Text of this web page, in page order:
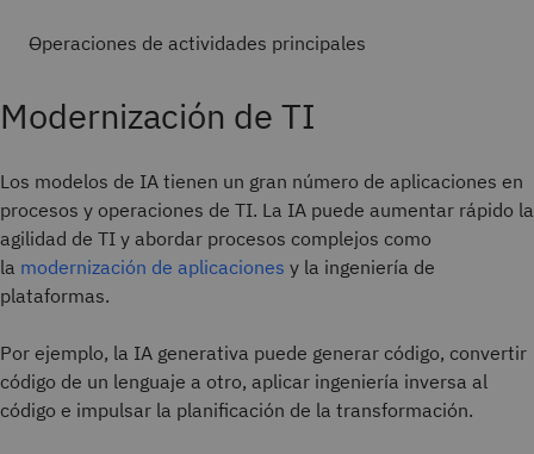
Operaciones de actividades principales
Modernización de TI
Los modelos de IA tienen un gran número de aplicaciones en
procesos y operaciones de TI. La IA puede aumentar rápido la
agilidad de TI y abordar procesos complejos como
la modernización de aplicaciones y la ingeniería de
plataformas.
Por ejemplo, la IA generativa puede generar código, convertir
código de un lenguaje a otro, aplicar ingeniería inversa al
código e impulsar la planificación de la transformación.